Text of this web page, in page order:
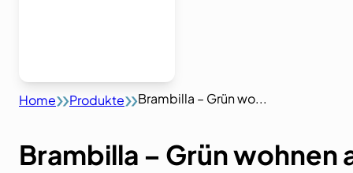
Home Produkte Brambilla – Grün wo...
Brambilla – Grün wohnen